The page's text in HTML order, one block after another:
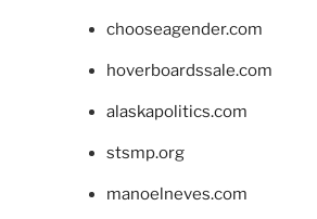
chooseagender.com
hoverboardssale.com
alaskapolitics.com
stsmp.org
manoelneves.com